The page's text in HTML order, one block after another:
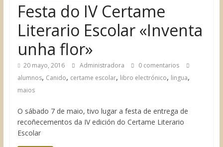
Festa do IV Certame
Literario Escolar «Inventa
unha flor»
20 mayo, 2016 Administradora
0 comentarios
alumnos, Canido, certame escolar, libro electrónico, lingua,
maios
O sábado 7 de maio, tivo lugar a festa de entrega de
recoñecementos da IV edición do Certame Literario
Escolar